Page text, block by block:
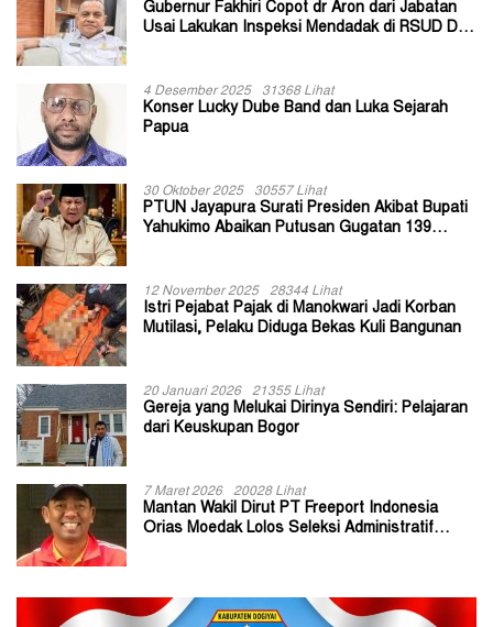
Gubernur Fakhiri Copot dr Aron dari Jabatan
Usai Lakukan Inspeksi Mendadak di RSUD Dok
4 Desember 2025 31368 Lihat
Konser Lucky Dube Band dan Luka Sejarah
Papua
30 Oktober 2025 30557 Lihat
PTUN Jayapura Surati Presiden Akibat Bupati
Yahukimo Abaikan Putusan Gugatan 139
12 November 2025 28344 Lihat
Istri Pejabat Pajak di Manokwari Jadi Korban
Mutilasi, Pelaku Diduga Bekas Kuli Bangunan
20 Januari 2026 21355 Lihat
Gereja yang Melukai Dirinya Sendiri: Pelajaran
dari Keuskupan Bogor
7 Maret 2026 20028 Lihat
Mantan Wakil Dirut PT Freeport Indonesia
Orias Moedak Lolos Seleksi Administratif